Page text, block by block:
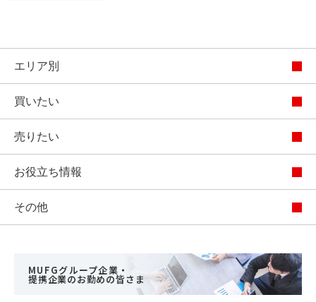
エリア別
買いたい
売りたい
お役立ち情報
その他
MUFGグループ企業・
提携企業のお勤めの皆さま